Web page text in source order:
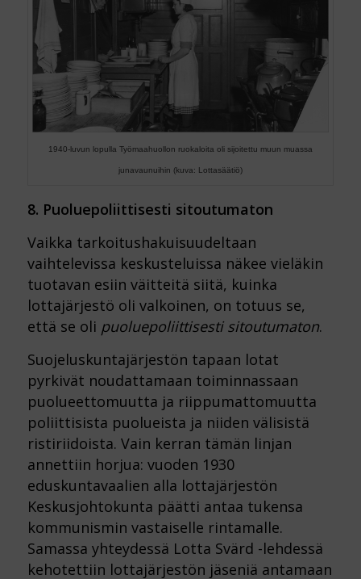
1940-luvun lopulla Työmaahuollon ruokaloita oli sijoitettu muun muassa
junavaunuihin (kuva: Lottasäätiö)
8. Puoluepoliittisesti sitoutumaton
Vaikka tarkoitushakuisuudeltaan
vaihtelevissa keskusteluissa näkee vieläkin
tuotavan esiin väitteitä siitä, kuinka
lottajärjestö oli valkoinen, on totuus se,
että se oli puoluepoliittisesti sitoutumaton.
Suojeluskuntajärjestön tapaan lotat
pyrkivät noudattamaan toiminnassaan
puolueettomuutta ja riippumattomuutta
poliittisista puolueista ja niiden välisistä
ristiriidoista. Vain kerran tämän linjan
annettiin horjua: vuoden 1930
eduskuntavaalien alla lottajärjestön
Keskusjohtokunta päätti antaa tukensa
kommunismin vastaiselle rintamalle.
Samassa yhteydessä Lotta Svärd -lehdessä
kehotettiin lottajärjestön jäseniä antamaan